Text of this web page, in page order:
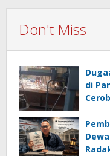
Don't Miss
di